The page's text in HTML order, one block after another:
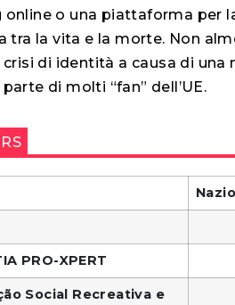
online o una piattaforma per
tra la vita e la morte. Non
di identità a causa di una
di molti “fan” dell’UE.
PRO-XPERT
Social Recreativa e